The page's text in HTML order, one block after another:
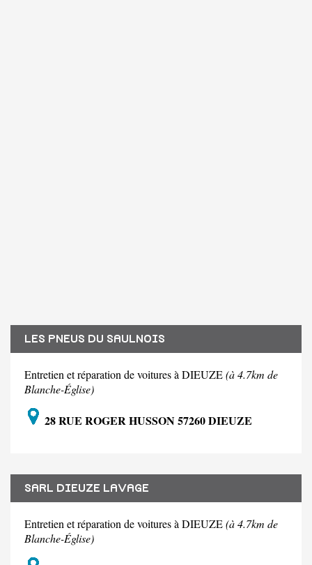
LES PNEUS DU SAULNOIS
Entretien et réparation de voitures à DIEUZE(à 4.7km de
Blanche-Église)
28 RUE ROGER HUSSON 57260 DIEUZE
SARL DIEUZE LAVAGE
Entretien et réparation de voitures à DIEUZE(à 4.7km de
Blanche-Église)